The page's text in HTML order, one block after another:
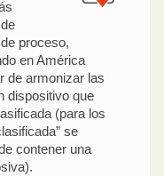
proceso,
en América
de armonizar las
dispositivo que
(para los
se
contener una